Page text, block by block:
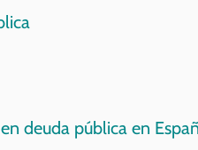
en deuda pública en